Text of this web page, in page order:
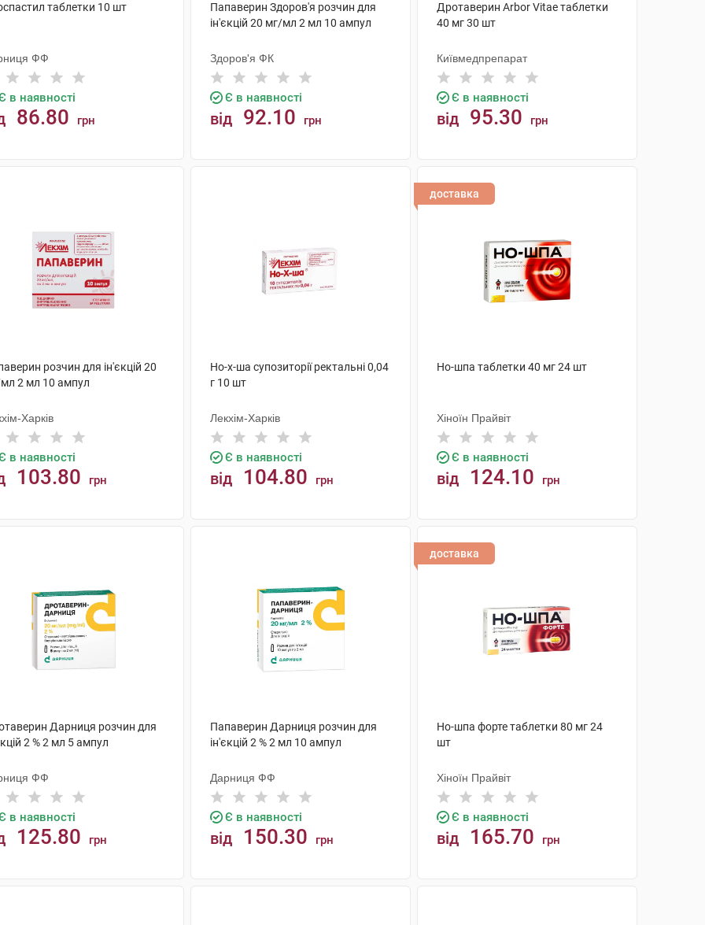
таблетки 10 шт
ФФ
в наявності
86.80 грн
Папаверин Здоров'я розчин для
ін'єкцій 20 мг/мл 2 мл 10 ампул
Здоров'я ФК
Є в наявності
від 92.10 грн
Дротаверин Arbor Vitae таблетки
40 мг 30 шт
Київмедпрепарат
Є в наявності
від 95.30 грн
розчин для ін'єкцій 20
2 мл 10 ампул
Харків
в наявності
103.80 грн
Но-х-ша супозиторії ректальні 0,04
г 10 шт
Лекхім-Харків
Є в наявності
від 104.80 грн
доставка
Но-шпа таблетки 40 мг 24 шт
Хіноїн Прайвіт
Є в наявності
від 124.10 грн
Дарниця розчин для
2 % 2 мл 5 ампул
ФФ
в наявності
125.80 грн
Папаверин Дарниця розчин для
ін'єкцій 2 % 2 мл 10 ампул
Дарниця ФФ
Є в наявності
від 150.30 грн
доставка
Но-шпа форте таблетки 80 мг 24
шт
Хіноїн Прайвіт
Є в наявності
від 165.70 грн